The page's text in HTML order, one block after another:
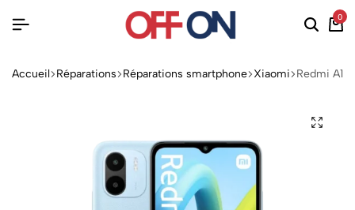
0
Accueil Réparations Réparations smartphone Xiaomi Redmi A1